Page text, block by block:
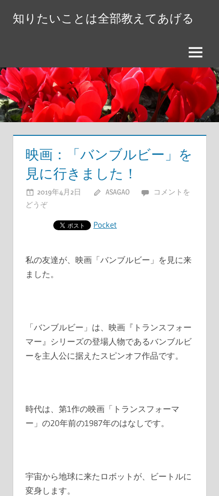
へ
ス
キ
ッ
知りたいことは全部教えてあげる
メ
ニ
ュ
ー
映画：「バンブルビー」を
見に行きました！
2019年4月2日 ASAGAO
コメントを
どうぞ
Pocket
私の友達が、映画「バンブルビー」を見に来
ました。
「バンブルビー」は、映画『トランスフォー
マー』シリーズの登場人物であるバンブルビ
ーを主人公に据えたスピンオフ作品です。
時代は、第1作の映画「トランスフォーマ
ー」の20年前の1987年のはなしです。
宇宙から地球に来たロボットが、ビートルに
変身します。